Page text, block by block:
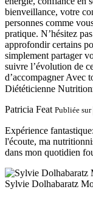
bienveillance, votre
personnes comme
pratique. N’hésitez
approfondir certains
simplement partager
suivre l’évolution de
d’accompagner Avec
Diététicienne
Patricia Feat Publiée sur
Expérience fantastique:
l'écoute, ma
dans mon quotidien
Sylvie Dolhabaratz